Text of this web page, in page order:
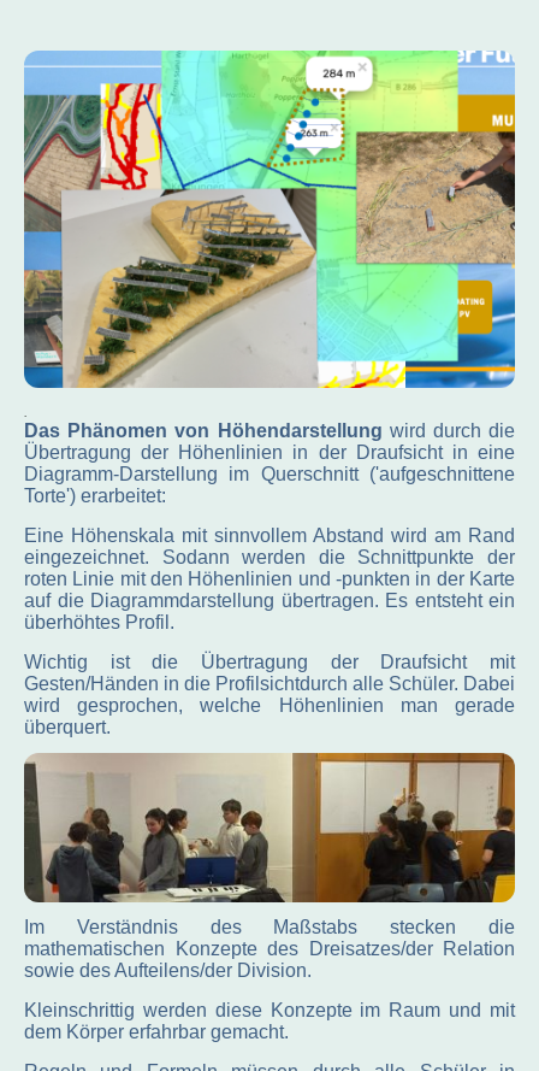
.
Das Phänomen von Höhendarstellung wird durch die
Übertragung der Höhenlinien in der Draufsicht in eine
Diagramm-Darstellung im Querschnitt ('aufgeschnittene
Torte') erarbeitet:
Eine Höhenskala mit sinnvollem Abstand wird am Rand
eingezeichnet. Sodann werden die Schnittpunkte der
roten Linie mit den Höhenlinien und -punkten in der Karte
auf die Diagrammdarstellung übertragen. Es entsteht ein
überhöhtes Profil.
Wichtig ist die Übertragung der Draufsicht mit
Gesten/Händen in die Profilsichtdurch alle Schüler. Dabei
wird gesprochen, welche Höhenlinien man gerade
überquert.
Im Verständnis des Maßstabs stecken die
mathematischen Konzepte des Dreisatzes/der Relation
sowie des Aufteilens/der Division.
Kleinschrittig werden diese Konzepte im Raum und mit
dem Körper erfahrbar gemacht.